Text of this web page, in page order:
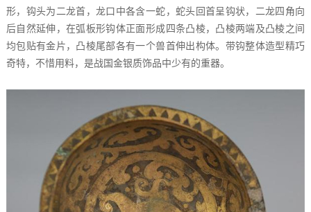
形，钩头为二龙首，龙口中各含一蛇，蛇头回首呈钩状，二龙四角向
后自然延伸，在弧板形钩体正面形成四条凸棱，凸棱两端及凸棱之间
均包贴有金片，凸棱尾部各有一个兽首伸出构体。带钩整体造型精巧
奇特，不惜用料，是战国金银质饰品中少有的重器。